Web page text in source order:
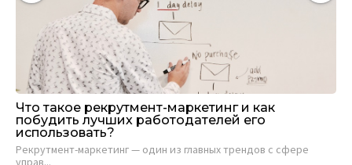
Что такое рекрутмент-маркетинг и как
побудить лучших работодателей его
использовать?
Рекрутмент-маркетинг — один из главных трендов с сфере
управ...